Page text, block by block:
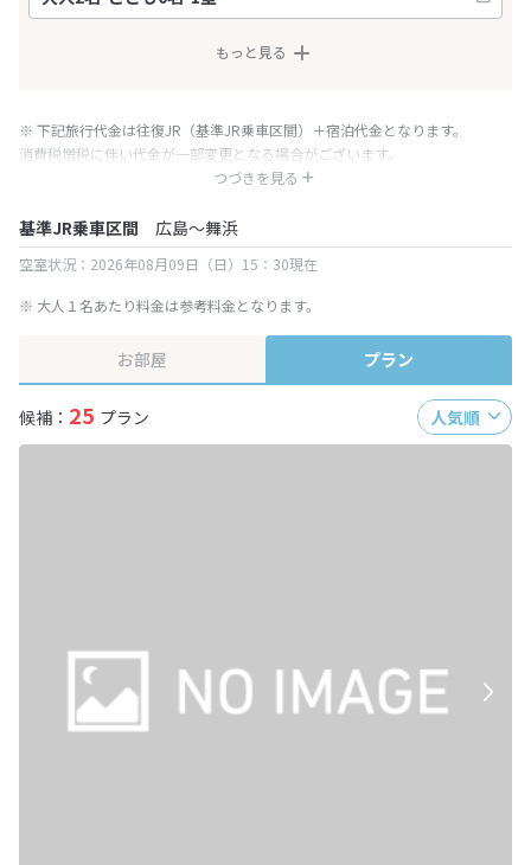
もっと見る
つづきを見る
※ 下記旅行代金は往復JR（基準JR乗車区間）＋宿泊代金となります。
消費税増税に伴い代金が一部変更となる場合がございます。
※ 表示されている旅行代金・プラン内容は一定時間ごとに更新されます。最
基準JR乗車区間 広島～舞浜
空室状況：2026年08月09日（日）15：30現在
※ 大人１名あたり料金は参考料金となります。
お部屋 プラン
候補： 25 プラン 人気順